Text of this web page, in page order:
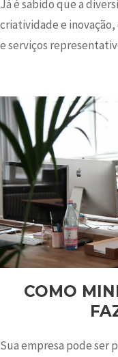
Já é sabido que a
criatividade e
e serviços
COMO
Sua empresa pode ser